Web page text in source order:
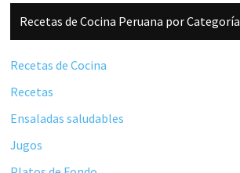
Barra
lateral
principal
Recetas de Cocina Peruana por Categoría
Recetas de Cocina
Recetas
Ensaladas saludables
Jugos